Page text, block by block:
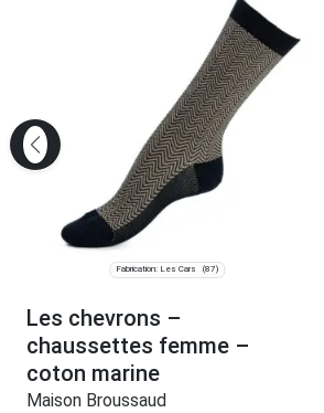
Fabrication: Les Cars (87)
Les chevrons –
chaussettes femme –
coton marine
Maison Broussaud